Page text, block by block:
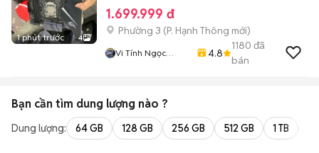
1 phút trước 4
1.699.999 đ
Phường 3 (P. Hạnh Thông mới)
Vi Tính Ngọc
4.8
1180 đã
bán
Bạn cần tìm dung lượng nào ?
Dung lượng: 64 GB 128 GB 256 GB 512 GB 1 TB